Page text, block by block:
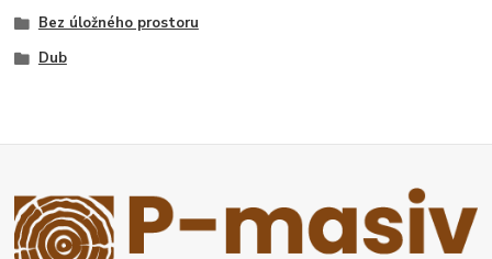
Bez úložného prostoru
Dub